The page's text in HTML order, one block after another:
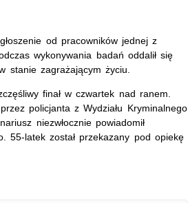
od pracowników jednej z
wykonywania badań oddalił się
stanie zagrażającym życiu.
finał w czwartek nad ranem.
policjanta z Wydziału Kryminalnego
niezwłocznie powiadomił
55-latek został przekazany pod opiekę